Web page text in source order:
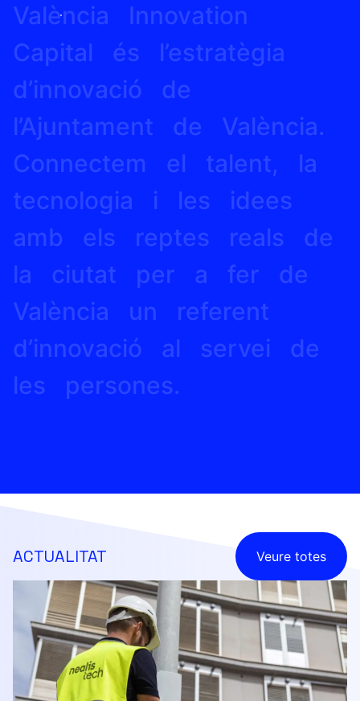
València
Innovation
Capital
és
l’estratègia
d’innovació
de
l’Ajuntament
de
València.
Connectem
el talent,
la
tecnologia
i les
idees
amb
els reptes reals
de
la
ciutat per a fer
de
València
un
referent
d’innovació
al servei
de
les
persones.
ACTUALITAT Veure totes